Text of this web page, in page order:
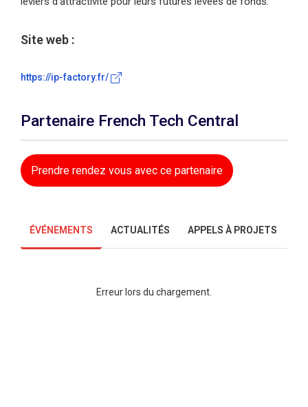
Site web :
https://ip-factory.fr/
Partenaire French Tech Central
Prendre rendez vous avec ce partenaire
ÉVÉNEMENTS ACTUALITÉS APPELS À PROJETS
Erreur lors du chargement.